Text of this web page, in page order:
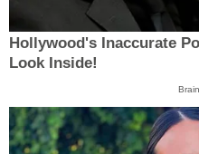
Hollywood's Inaccurate
Look Inside!